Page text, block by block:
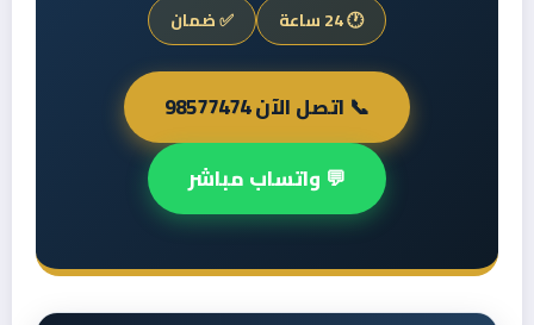
🕐 24 ساعة
✅ ضمان
📞 اتصل الآن 98577474
💬 واتساب مباشر